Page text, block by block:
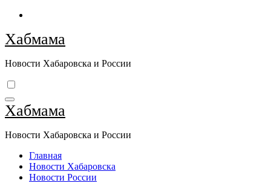
Перейти
содержимому
Хабмама
Новости Хабаровска и России
Хабмама
Новости Хабаровска и России
Главная
Новости Хабаровска
Новости России